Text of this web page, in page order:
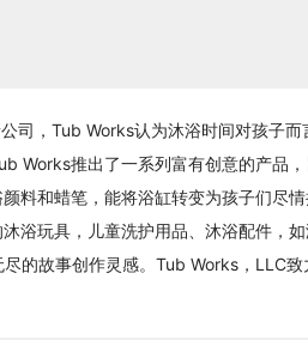
司，Tub Works认为沐浴时间对孩子
Works推出了一系列富有创意的产品
料和蜡笔，能将浴缸转变为孩子们尽
浴玩具，儿童洗护用品、沐浴配件，
的故事创作灵感。Tub Works，LLC